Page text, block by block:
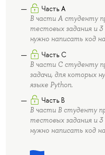
Часть А
В части А студенту
тестовых задания и 3
нужно написать код
Часть C
В части С студенту
задачи, для которых
языке Python.
Часть B
В части В студенту
тестовых задания и 3
нужно написать код